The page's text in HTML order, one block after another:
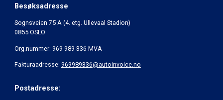
Besøksadresse
Sognsveien 75 A (4. etg. Ullevaal Stadion)
0855 OSLO
Org.nummer: 969 989 336 MVA
Fakturaadresse: 969989336@autoinvoice.no
Postadresse: